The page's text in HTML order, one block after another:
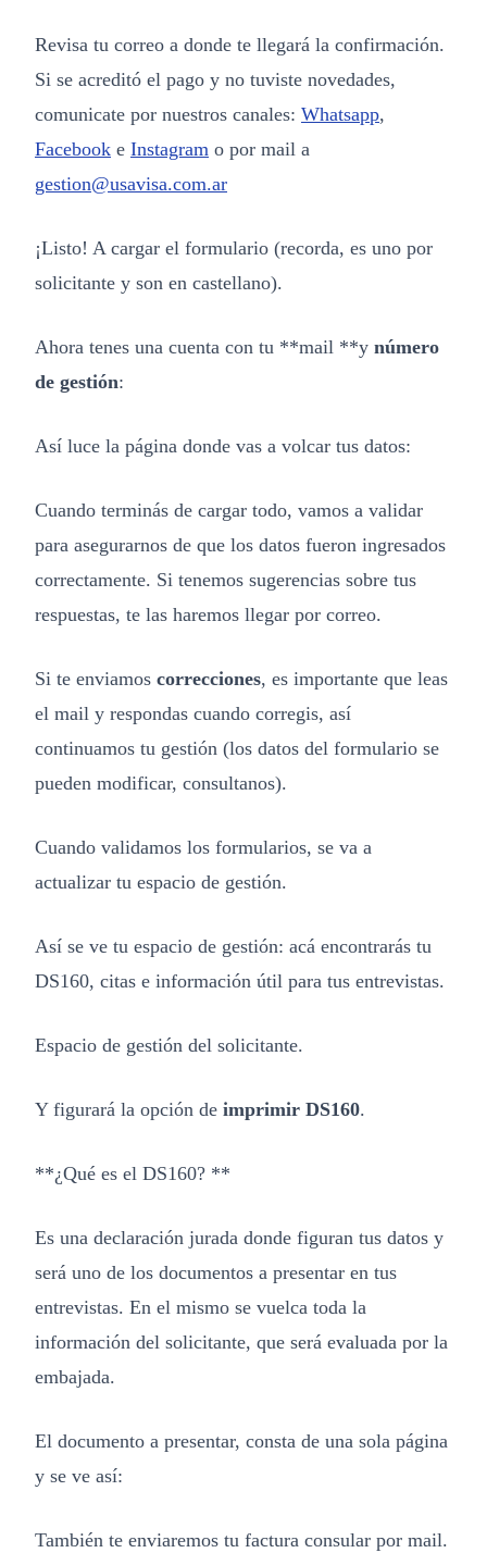
Revisa tu correo a donde te llegará la confirmación.
Si se acreditó el pago y no tuviste novedades,
comunicate por nuestros canales: Whatsapp,
Facebook e Instagram o por mail a
gestion@usavisa.com.ar
¡Listo! A cargar el formulario (recorda, es uno por
solicitante y son en castellano).
Ahora tenes una cuenta con tu **mail **y número
de gestión:
Así luce la página donde vas a volcar tus datos:
Cuando terminás de cargar todo, vamos a validar
para asegurarnos de que los datos fueron ingresados
correctamente. Si tenemos sugerencias sobre tus
respuestas, te las haremos llegar por correo.
Si te enviamos correcciones, es importante que leas
el mail y respondas cuando corregis, así
continuamos tu gestión (los datos del formulario se
pueden modificar, consultanos).
Cuando validamos los formularios, se va a
actualizar tu espacio de gestión.
Así se ve tu espacio de gestión: acá encontrarás tu
DS160, citas e información útil para tus entrevistas.
Espacio de gestión del solicitante.
Y figurará la opción de imprimir DS160.
**¿Qué es el DS160? **
Es una declaración jurada donde figuran tus datos y
será uno de los documentos a presentar en tus
entrevistas. En el mismo se vuelca toda la
información del solicitante, que será evaluada por la
embajada.
El documento a presentar, consta de una sola página
y se ve así:
También te enviaremos tu factura consular por mail.